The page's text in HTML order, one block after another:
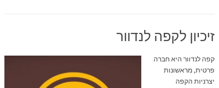
זיכיון לקפה לנדוור
קפה לנדוור היא חברה
פרטית, מראשונות
יצרניות הקפה